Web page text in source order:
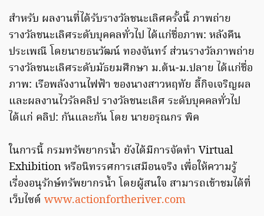
สำหรับ ผลงานที่ได้รับรางวัลชนะเลิศครั้งนี้ ภาพถ่าย
รางวัลชนะเลิศระดับบุคคลทั่วไป ได้แก่ชื่อภาพ: หลังคืน
ประเพณี โดยนายธนวัฒน์ ทองจันทร์ ส่วนรางวัลภาพถ่าย
รางวัลชนะเลิศระดับมัธยมศึกษา ม.ต้น-ม.ปลาย ได้แก่ชื่อ
ภาพ: เรือพลังงานไฟฟ้า ของนางสาวหฤทัย ลี้กิจเจริญผล
และผลงานไวรัลคลิป รางวัลชนะเลิศ ระดับบุคคลทั่วไป
ได้แก่ คลิป: กันและกัน โดย นายอรุณกร พิค
​ในการนี้ กรมทรัพยากรน้ำ ยังได้มีการจัดทำ Virtual
Exhibition หรือนิทรรศการเสมือนจริง เพื่อให้ความรู้
เรื่องอนุรักษ์ทรัพยากรน้ำ โดยผู้สนใจ สามารถเข้าชมได้ที่
เว็บไซต์ www.actionfortheriver.com